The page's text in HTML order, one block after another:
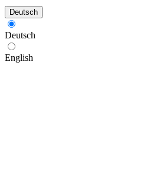
Deutsch
Deutsch
English